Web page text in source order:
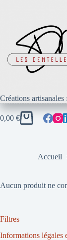
Créations
Panier
0,00 €
Accueil
Aucun produit ne
Filtres
Informations légales